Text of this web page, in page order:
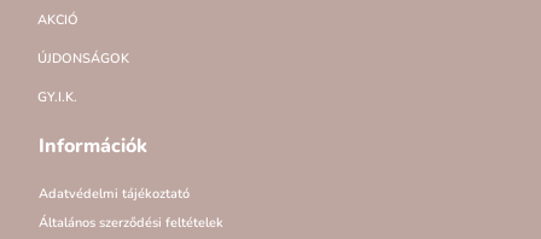
AKCIÓ
ÚJDONSÁGOK
GY.I.K.
Információk
Adatvédelmi tájékoztató
Általános szerződési feltételek